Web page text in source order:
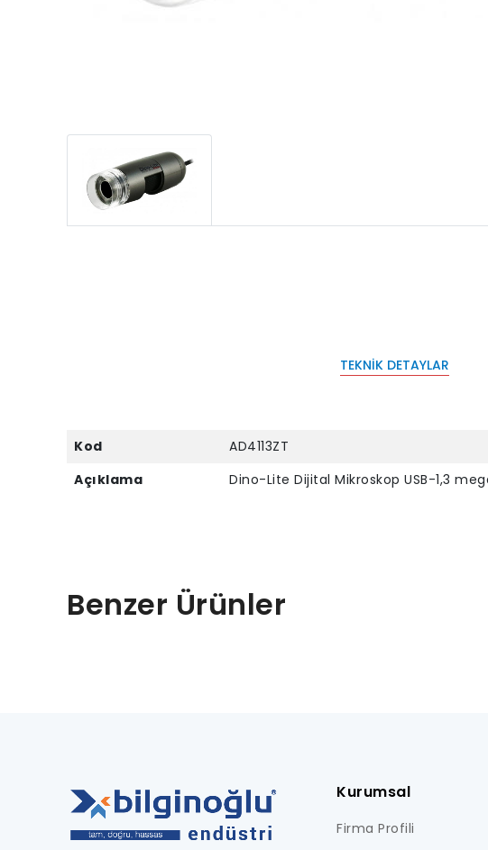
TEKNIK DETAYLAR
Kod
AD4113ZT
Açıklama
Dino-Lite Dijital Mikroskop USB-1,3
Benzer Ürünler
Kurumsal
Firma Profili